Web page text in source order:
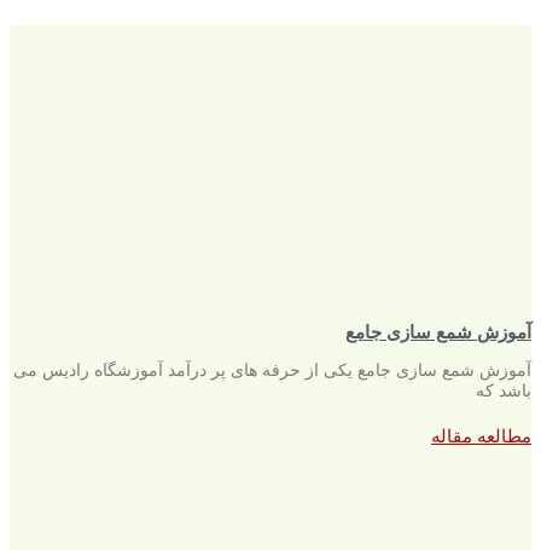
آموزش شمع سازی جامع
آموزش شمع سازی جامع یکی از حرفه های پر درآمد آموزشگاه رادیس می
باشد که
مطالعه مقاله